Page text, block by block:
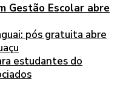
Gestão Escolar abre
pós gratuita abre
estudantes do